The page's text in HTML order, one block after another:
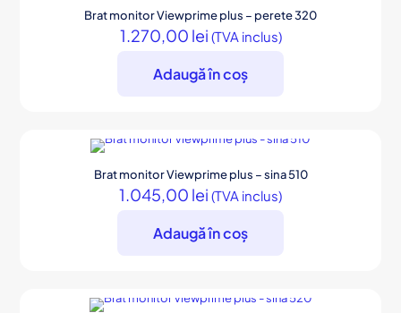
Brat monitor Viewprime plus – perete 320
1.270,00 lei (TVA inclus)
Adaugă în coș
Brat monitor Viewprime plus – sina 510
1.045,00 lei (TVA inclus)
Adaugă în coș